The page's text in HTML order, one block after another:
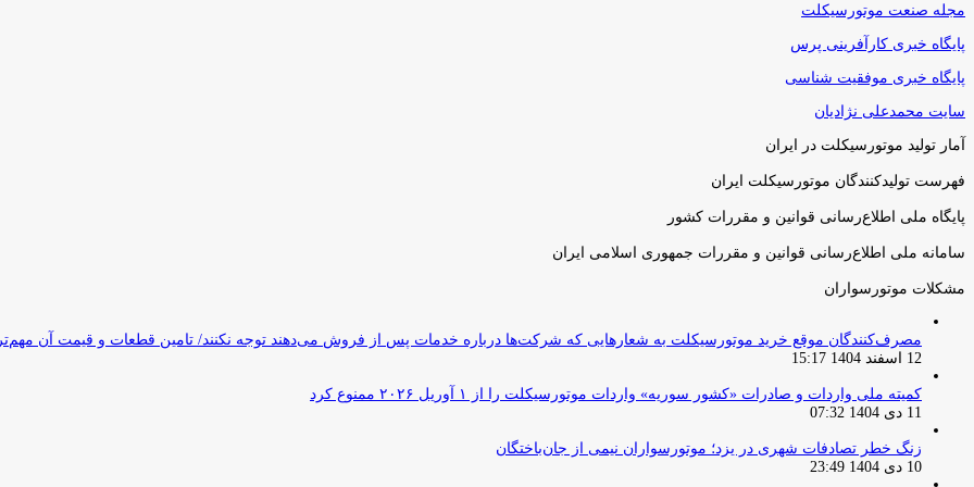
مجله صنعت موتورسیکلت
پایگاه خبری کارآفرینی پرس
پایگاه خبری موفقیت شناسی
سایت محمدعلی نژادیان
آمار تولید موتورسیکلت در ایران
فهرست تولیدکنندگان موتورسیکلت ایران
پایگاه ملی اطلاع‌رسانی قوانین و مقررات کشور
سامانه ملی اطلاع‌رسانی قوانین و مقررات جمهوری اسلامی ایران
مشکلات موتورسواران
مصرف‌کنندگان موقع خرید موتورسیکلت به شعارهایی که شرکت‌ها درباره خدمات پس از فروش می‌دهند توجه نکنند/ تامین قطعات و قیمت آن
12 اسفند 1404 15:17
کمیته ملی واردات و صادرات «کشور سوریه» واردات موتورسیکلت را از ۱ آوریل ۲۰۲۶ ممنوع کرد
11 دی 1404 07:32
زنگ خطر تصادفات شهری در یزد؛ موتورسواران نیمی از جان‌باختگان
10 دی 1404 23:49